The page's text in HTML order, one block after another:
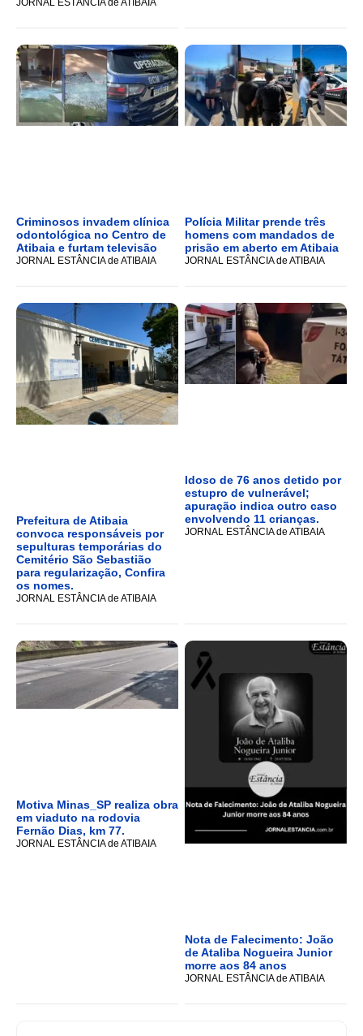
JORNAL ESTÂNCIA de ATIBAIA
Criminosos invadem clínica
odontológica no Centro de
Atibaia e furtam televisão
JORNAL ESTÂNCIA de ATIBAIA
Polícia Militar prende três
homens com mandados de
prisão em aberto em Atibaia
JORNAL ESTÂNCIA de ATIBAIA
Prefeitura de Atibaia
convoca responsáveis por
sepulturas temporárias do
Cemitério São Sebastião
para regularização, Confira
os nomes.
JORNAL ESTÂNCIA de ATIBAIA
Idoso de 76 anos detido por
estupro de vulnerável;
apuração indica outro caso
envolvendo 11 crianças.
JORNAL ESTÂNCIA de ATIBAIA
Motiva Minas_SP realiza obra
em viaduto na rodovia
Fernão Dias, km 77.
JORNAL ESTÂNCIA de ATIBAIA
Nota de Falecimento: João
de Ataliba Nogueira Junior
morre aos 84 anos
JORNAL ESTÂNCIA de ATIBAIA